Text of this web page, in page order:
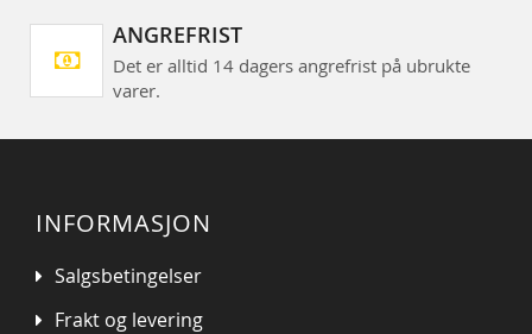
ANGREFRIST
Det er alltid 14 dagers angrefrist på ubrukte
varer.
INFORMASJON
Salgsbetingelser
Frakt og levering